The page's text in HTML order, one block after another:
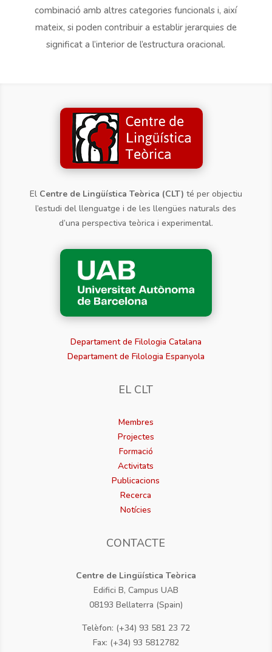
combinació amb altres categories funcionals i, així
mateix, si poden contribuir a establir jerarquies de
significat a l’interior de l’estructura oracional.
El Centre de Lingüística Teòrica (CLT) té per objectiu
l’estudi del llenguatge i de les llengües naturals des
d’una perspectiva teòrica i experimental.
Departament de Filologia Catalana
Departament de Filologia Espanyola
EL CLT
Membres
Projectes
Formació
Activitats
Publicacions
Recerca
Notícies
CONTACTE
Centre de Lingüística Teòrica
Edifici B, Campus UAB
08193 Bellaterra (Spain)
Telèfon: (+34) 93 581 23 72
Fax: (+34) 93 5812782